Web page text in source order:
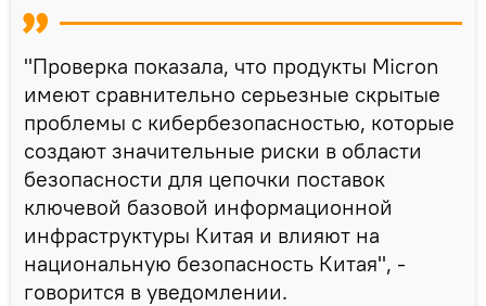
"Проверка показала, что продукты Micron
имеют сравнительно серьезные скрытые
проблемы с кибербезопасностью, которые
создают значительные риски в области
безопасности для цепочки поставок
ключевой базовой информационной
инфраструктуры Китая и влияют на
национальную безопасность Китая", -
говорится в уведомлении.